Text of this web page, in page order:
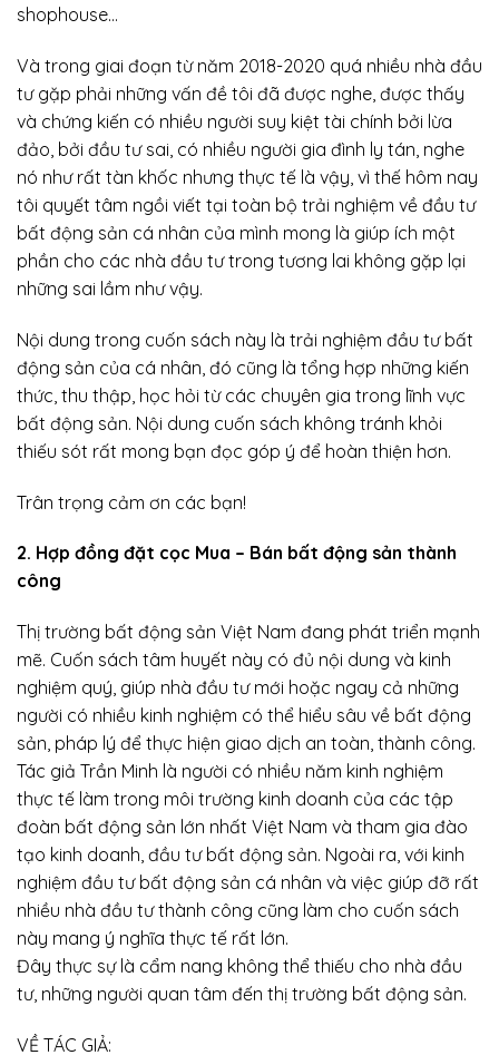
shophouse…
Và trong giai đoạn từ năm 2018-2020 quá nhiều nhà đầu
tư gặp phải những vấn đề tôi đã được nghe, được thấy
và chứng kiến có nhiều người suy kiệt tài chính bởi lừa
đảo, bởi đầu tư sai, có nhiều người gia đình ly tán, nghe
nó như rất tàn khốc nhưng thực tế là vậy, vì thế hôm nay
tôi quyết tâm ngồi viết tại toàn bộ trải nghiệm về đầu tư
bất động sản cá nhân của mình mong là giúp ích một
phần cho các nhà đầu tư trong tương lai không gặp lại
những sai lầm như vậy.
Nội dung trong cuốn sách này là trải nghiệm đầu tư bất
động sản của cá nhân, đó cũng là tổng hợp những kiến
thức, thu thập, học hỏi từ các chuyên gia trong lĩnh vực
bất động sản. Nội dung cuốn sách không tránh khỏi
thiếu sót rất mong bạn đọc góp ý để hoàn thiện hơn.
Trân trọng cảm ơn các bạn!
2. Hợp đồng đặt cọc Mua – Bán bất động sản thành
công
Thị trường bất động sản Việt Nam đang phát triển mạnh
mẽ. Cuốn sách tâm huyết này có đủ nội dung và kinh
nghiệm quý, giúp nhà đầu tư mới hoặc ngay cả những
người có nhiều kinh nghiệm có thể hiểu sâu về bất động
sản, pháp lý để thực hiện giao dịch an toàn, thành công.
Tác giả Trần Minh là người có nhiều năm kinh nghiệm
thực tế làm trong môi trường kinh doanh của các tập
đoàn bất động sản lớn nhất Việt Nam và tham gia đào
tạo kinh doanh, đầu tư bất động sản. Ngoài ra, với kinh
nghiệm đầu tư bất động sản cá nhân và việc giúp đỡ rất
nhiều nhà đầu tư thành công cũng làm cho cuốn sách
này mang ý nghĩa thực tế rất lớn.
Đây thực sự là cẩm nang không thể thiếu cho nhà đầu
tư, những người quan tâm đến thị trường bất động sản.
VỀ TÁC GIẢ: